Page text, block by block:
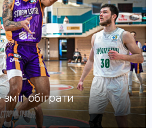
обіграти